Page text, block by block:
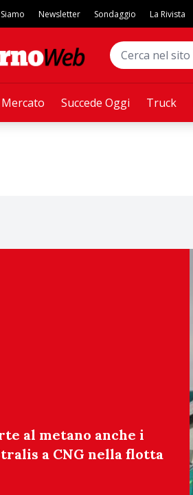
Mercato Succede Oggi Truck
Newsletter Sondaggio La Rivista
al metano anche i
a CNG nella flotta